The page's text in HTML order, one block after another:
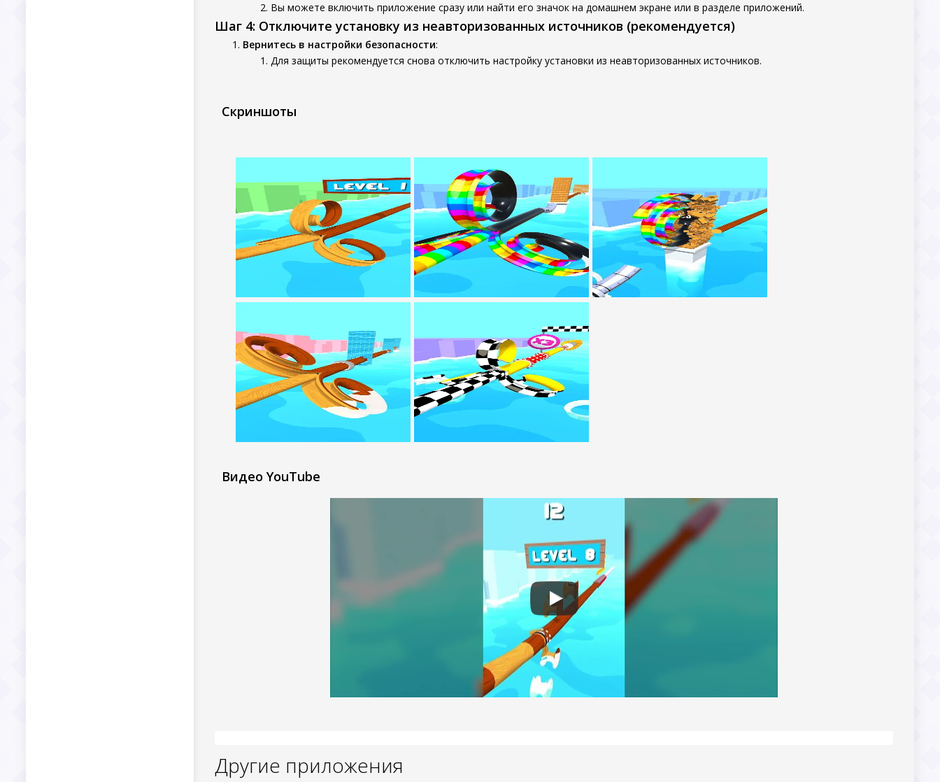
Вы можете включить приложение сразу или найти его значок на домашнем экране или в разделе приложений.
Шаг 4: Отключите установку из неавторизованных источников (рекомендуется)
Вернитесь в настройки безопасности:
Для защиты рекомендуется снова отключить настройку установки из неавторизованных источников.
Скриншоты
Видео YouTube
Другие приложения